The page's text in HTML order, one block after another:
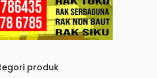
produk